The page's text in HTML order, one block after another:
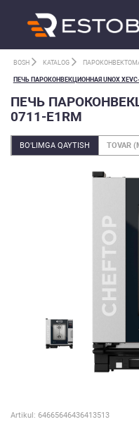
BOSH KATALOG
ПЕЧЬ ПАРОКОНВЕКЦИОННАЯ UNOX XEVC-
ПЕЧЬ
0711-E1RM
BO‘LIMGA QAYTISH TOVAR
Artikul: 64665646436413513